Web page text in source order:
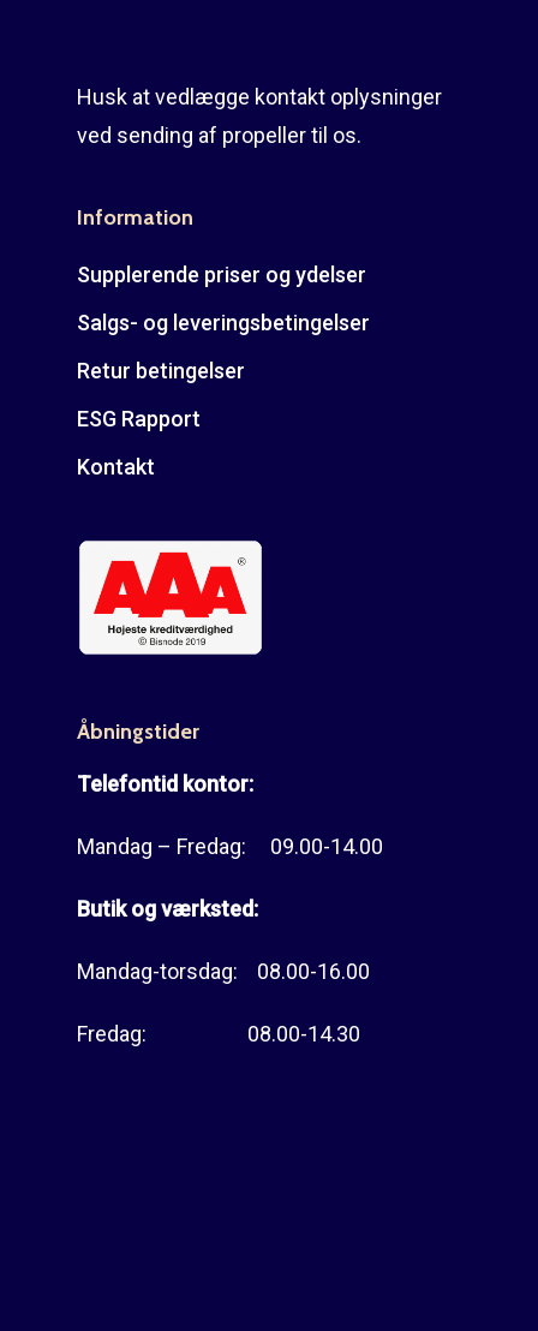
Husk at vedlægge kontakt oplysninger
ved sending af propeller til os.
Information
Supplerende priser og ydelser
Salgs- og leveringsbetingelser
Retur betingelser
ESG Rapport
Kontakt
Åbningstider
Telefontid kontor:
Mandag – Fredag: 09.00-14.00
Butik og værksted:
Mandag-torsdag: 08.00-16.00
Fredag: 08.00-14.30